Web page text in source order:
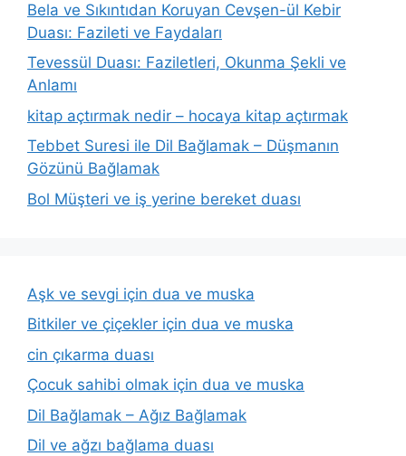
Bela ve Sıkıntıdan Koruyan Cevşen-ül Kebir
Duası: Fazileti ve Faydaları
Tevessül Duası: Faziletleri, Okunma Şekli ve
Anlamı
kitap açtırmak nedir – hocaya kitap açtırmak
Tebbet Suresi ile Dil Bağlamak – Düşmanın
Gözünü Bağlamak
Bol Müşteri ve iş yerine bereket duası
Aşk ve sevgi için dua ve muska
Bitkiler ve çiçekler için dua ve muska
cin çıkarma duası
Çocuk sahibi olmak için dua ve muska
Dil Bağlamak – Ağız Bağlamak
Dil ve ağzı bağlama duası